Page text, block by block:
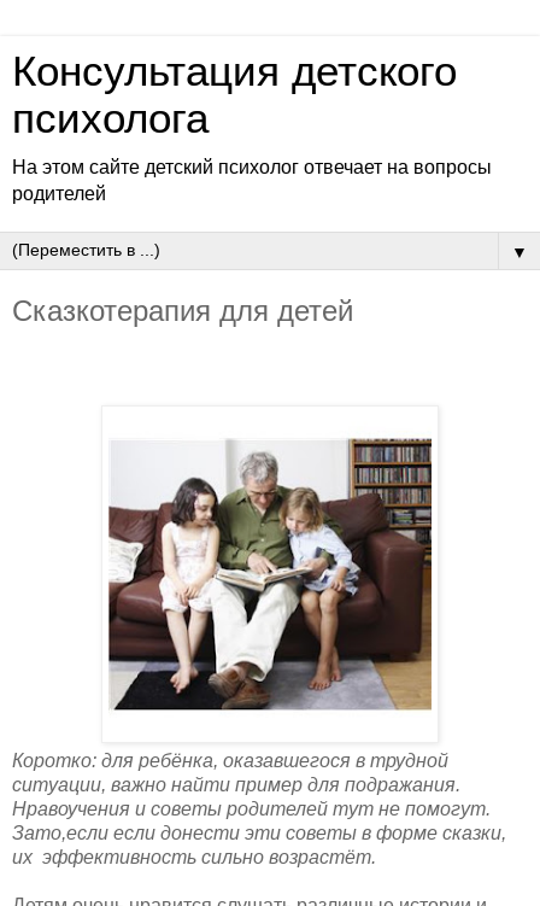
Консультация детского
психолога
На этом сайте детский психолог отвечает на вопросы
родителей
▼
Сказкотерапия для детей
Коротко: для ребёнка, оказавшегося в трудной
ситуации, важно найти пример для подражания.
Нравоучения и советы родителей тут не помогут.
Зато,если если донести эти советы в форме сказки,
их эффективность сильно возрастёт.